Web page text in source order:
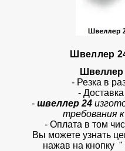
Швеллер
Швеллер
- Резка в
-
- швеллер 24
требования
- Оплата в том
Вы можете узнать
нажав на кнопку "